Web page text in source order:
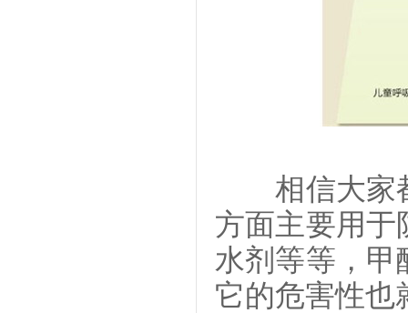
相信大家都
方面主要用于
水剂等等，甲
它的危害性也